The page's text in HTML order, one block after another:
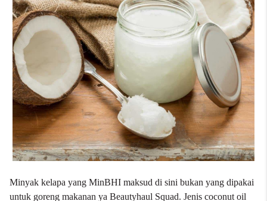
Minyak kelapa yang MinBHI maksud di sini bukan yang dipakai
untuk goreng makanan ya Beautyhaul Squad. Jenis coconut oil